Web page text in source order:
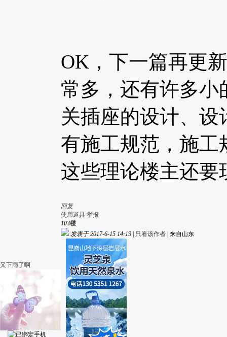
OK，下一篇再更
常多，还有许多
关插座的设计、
有施工规范，施工
这些理论楼主还要
回复
使用道具 举报
又下雨了啊
103楼
发表于 2017-6-15 14:19
只看该作者 来自山东